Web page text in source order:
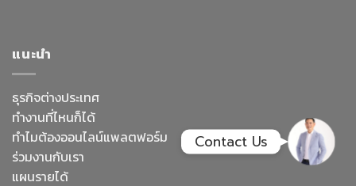
แนะนำ
ธุรกิจต่างประเทศ
ทำงานที่ไหนก็ได้
ทำไมต้องออนไลน์แพลตฟอร์ม
ร่วมงานกับเรา
แผนรายได้
Contact Us